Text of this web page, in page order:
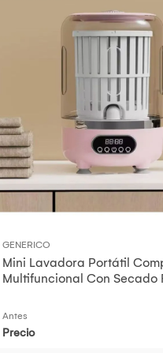
GENERICO
Mini Lavadora Portátil
Multifuncional Con Secado
Antes
Precio